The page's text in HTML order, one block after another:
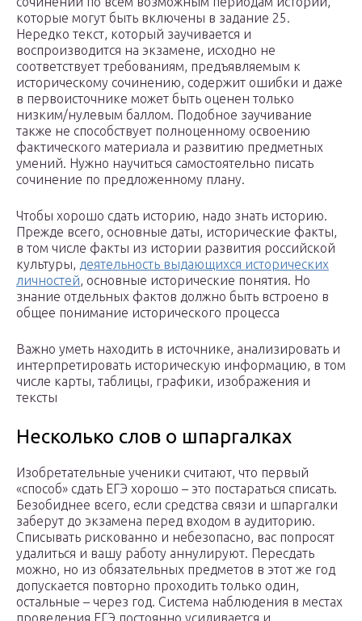
которые могут быть включены в задание 25.
Нередко текст, который заучивается и
воспроизводится на экзамене, исходно не
соответствует требованиям, предъявляемым к
историческому сочинению, содержит ошибки и даже
в первоисточнике может быть оценен только
низким/нулевым баллом. Подобное заучивание
также не способствует полноценному освоению
фактического материала и развитию предметных
умений. Нужно научиться самостоятельно писать
сочинение по предложенному плану.
Чтобы хорошо сдать историю, надо знать историю.
Прежде всего, основные даты, исторические факты,
в том числе факты из истории развития российской
культуры, деятельность выдающихся исторических
личностей, основные исторические понятия. Но
знание отдельных фактов должно быть встроено в
общее понимание исторического процесса
Важно уметь находить в источнике, анализировать и
интерпретировать историческую информацию, в том
числе карты, таблицы, графики, изображения и
тексты
Несколько слов о шпаргалках
Изобретательные ученики считают, что первый
«способ» сдать ЕГЭ хорошо – это постараться списать.
Безобиднее всего, если средства связи и шпаргалки
заберут до экзамена перед входом в аудиторию.
Списывать рискованно и небезопасно, вас попросят
удалиться и вашу работу аннулируют. Пересдать
можно, но из обязательных предметов в этот же год
допускается повторно проходить только один,
остальные – через год. Система наблюдения в местах
проведения ЕГЭ постоянно усиливается и